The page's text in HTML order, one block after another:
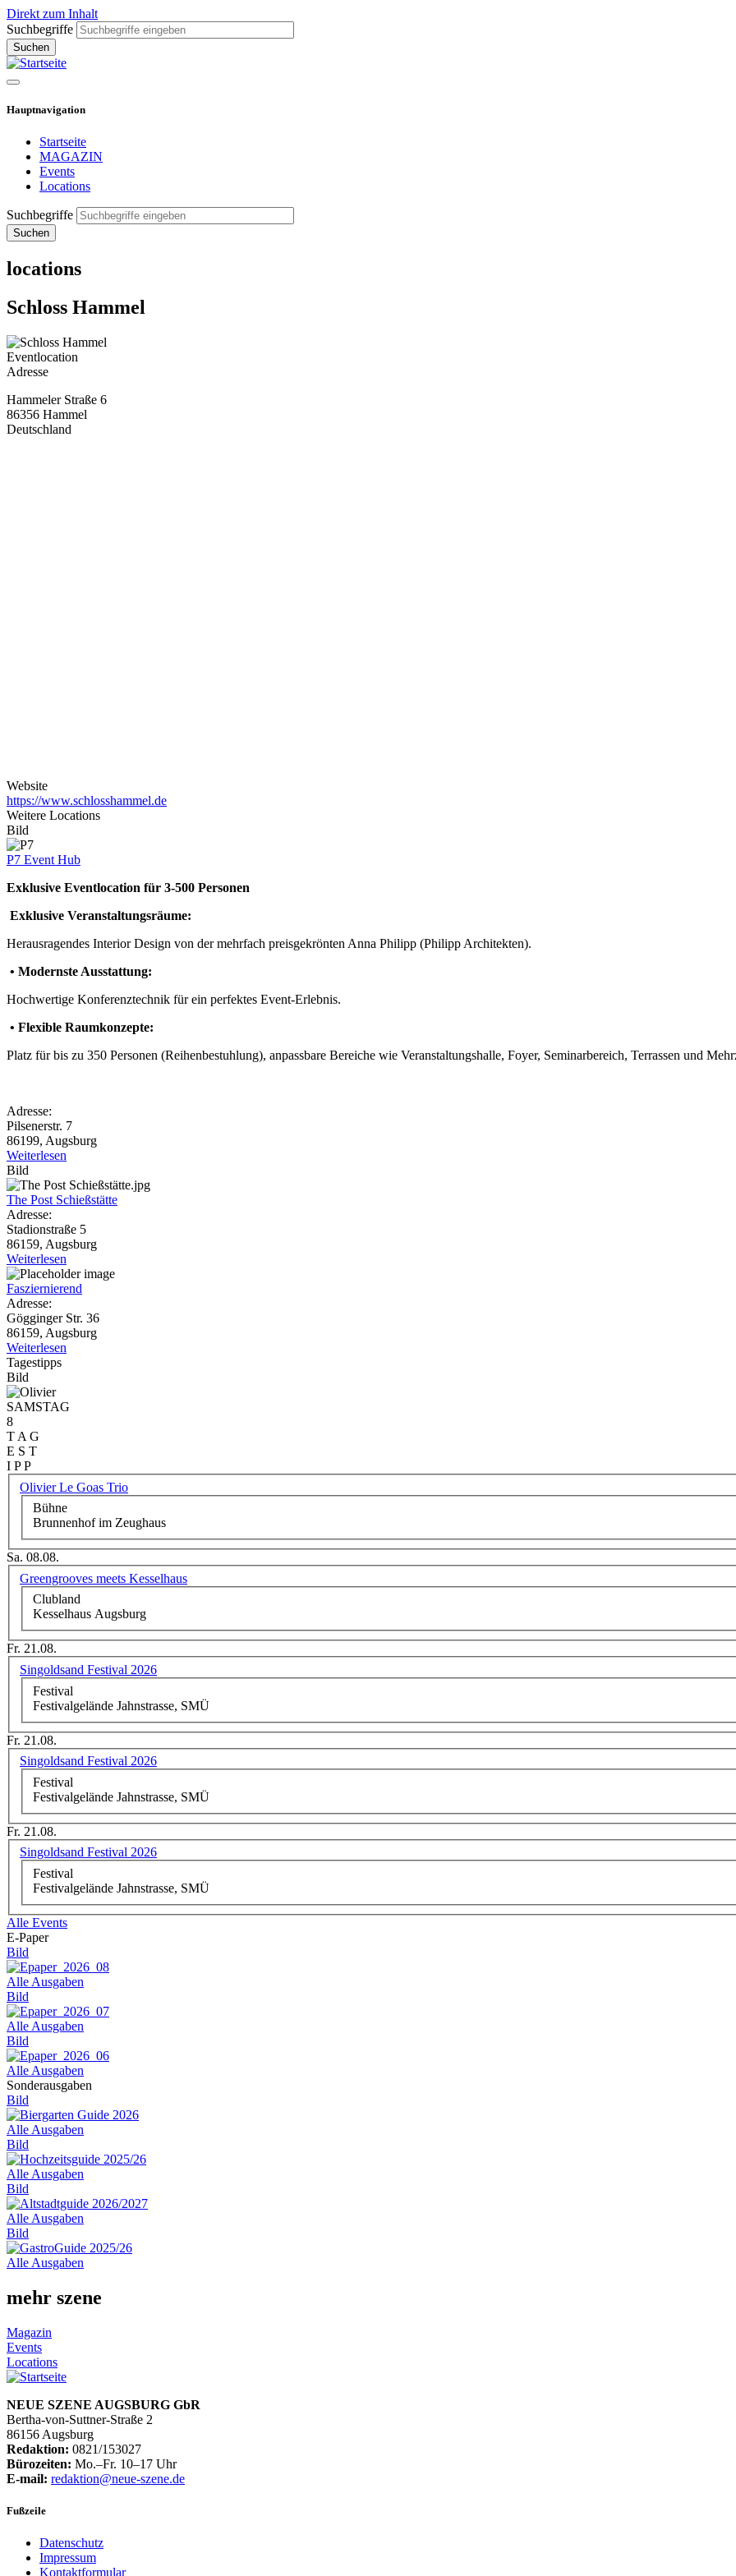
Direkt zum Inhalt
Suchbegriffe
Hauptnavigation
Startseite
MAGAZIN
Events
Locations
Suchbegriffe
locations
Schloss Hammel
Eventlocation
Adresse
Hammeler Straße 6
86356 Hammel
Deutschland
Website
https://www.schlosshammel.de
Weitere Locations
Bild
P7 Event Hub
Exklusive Eventlocation für 3-500 Personen
Exklusive Veranstaltungsräume:
Herausragendes Interior Design von der mehrfach preisgekrönten Anna Philipp (Philipp Architekten).
• Modernste Ausstattung:
Hochwertige Konferenztechnik für ein perfektes Event-Erlebnis.
• Flexible Raumkonzepte:
Platz für bis zu 350 Personen (Reihenbestuhlung), anpassbare Bereiche wie Veranstaltungshalle, Foyer, Seminarbereich, Terrassen und
Adresse:
Pilsenerstr. 7
86199, Augsburg
Weiterlesen
Bild
The Post Schießstätte
Adresse:
Stadionstraße 5
86159, Augsburg
Weiterlesen
Fasziernierend
Adresse:
Gögginger Str. 36
86159, Augsburg
Weiterlesen
Tagestipps
Bild
SAMSTAG
8
T A G
E S T
I P P
Olivier Le Goas Trio
Bühne
Brunnenhof im Zeughaus
Sa. 08.08.
Greengrooves meets Kesselhaus
Clubland
Kesselhaus Augsburg
Fr. 21.08.
Singoldsand Festival 2026
Festival
Festivalgelände Jahnstrasse, SMÜ
Fr. 21.08.
Singoldsand Festival 2026
Festival
Festivalgelände Jahnstrasse, SMÜ
Fr. 21.08.
Singoldsand Festival 2026
Festival
Festivalgelände Jahnstrasse, SMÜ
Alle Events
E-Paper
Bild
Alle Ausgaben
Bild
Alle Ausgaben
Bild
Alle Ausgaben
Sonderausgaben
Bild
Alle Ausgaben
Bild
Alle Ausgaben
Bild
Alle Ausgaben
Bild
Alle Ausgaben
mehr szene
Magazin
Events
Locations
NEUE SZENE AUGSBURG GbR
Bertha-von-Suttner-Straße 2
86156 Augsburg
Redaktion: 0821/153027
Bürozeiten: Mo.–Fr. 10–17 Uhr
E-mail: redaktion@neue-szene.de
Fußzeile
Datenschutz
Impressum
Kontaktformular